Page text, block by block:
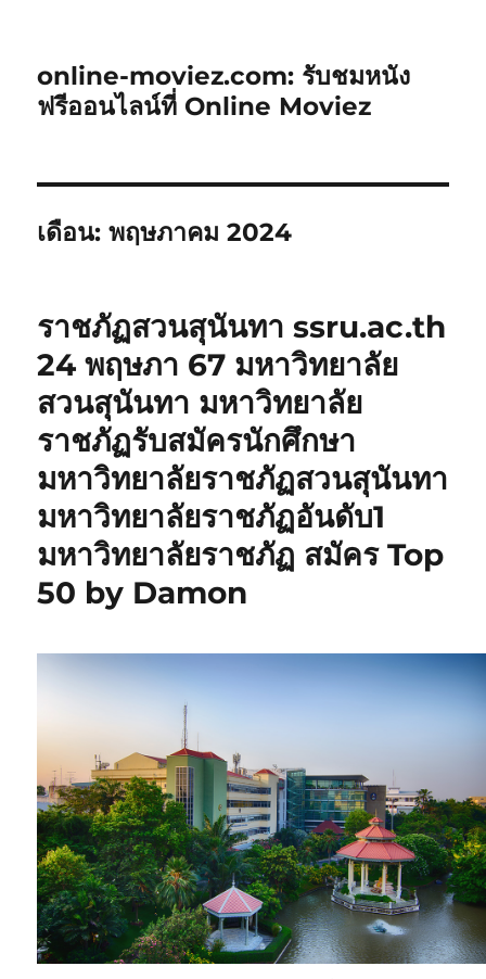
online-moviez.com: รับชมหนัง
ฟรีออนไลน์ที่ Online Moviez
เดือน:พฤษภาคม 2024
ราชภัฏสวนสุนันทา ssru.ac.th
24 พฤษภา 67 มหาวิทยาลัย
สวนสุนันทา มหาวิทยาลัย
ราชภัฏรับสมัครนักศึกษา
มหาวิทยาลัยราชภัฏสวนสุนันทา
มหาวิทยาลัยราชภัฏอันดับ1
มหาวิทยาลัยราชภัฏ สมัคร Top
50 by Damon